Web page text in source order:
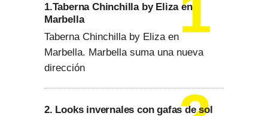
1.Taberna Chinchilla by Eliza en
Marbella
Taberna Chinchilla by Eliza en
Marbella. Marbella suma una nueva
dirección
2. Looks invernales con gafas de sol